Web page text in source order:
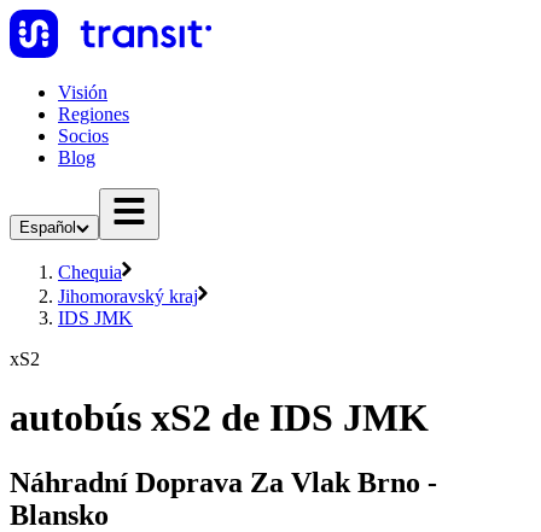
Visión
Regiones
Socios
Blog
Español
Chequia
Jihomoravský kraj
IDS JMK
xS2
autobús xS2 de IDS JMK
Náhradní Doprava Za Vlak Brno -
Blansko